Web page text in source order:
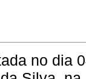
no dia